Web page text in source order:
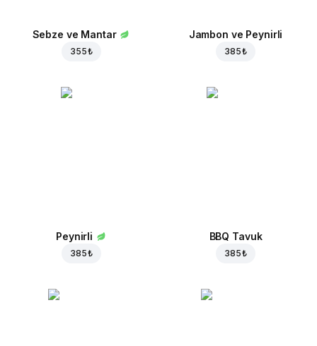
Sebze ve Mantar
355 ₺
Jambon ve Peynirli
385 ₺
Peynirli
385 ₺
BBQ Tavuk
385 ₺